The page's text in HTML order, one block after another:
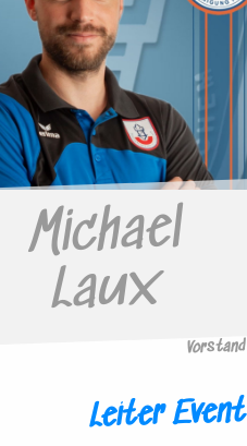
Michael
Laux
Vorstand
Leiter Event